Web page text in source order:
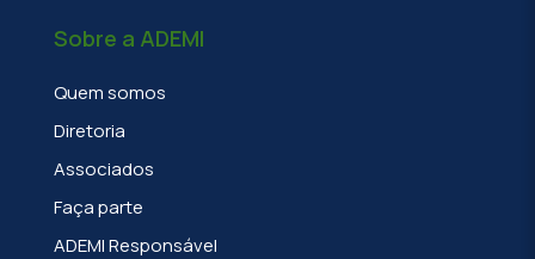
Sobre a ADEMI
Quem somos
Diretoria
Associados
Faça parte
ADEMI Responsável